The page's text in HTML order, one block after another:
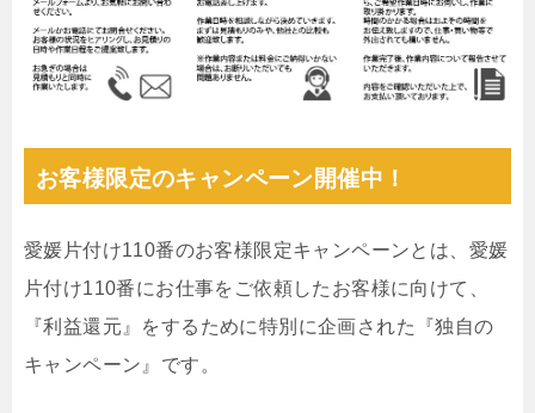
お客様限定のキャンペーン開催中！
愛媛片付け110番のお客様限定キャンペーンとは、愛媛
片付け110番にお仕事をご依頼したお客様に向けて、
『利益還元』をするために特別に企画された『独自の
キャンペーン』です。